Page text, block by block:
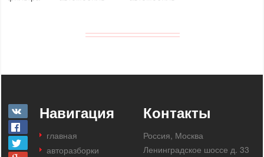
Навигация
главная
авторазборки
Контакты
Россия, Москва
Ленинградское шоссе д. 33